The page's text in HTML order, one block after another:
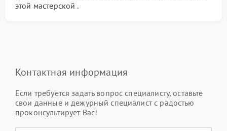
этой мастерской .
Контактная информация
Если требуется задать вопрос специалисту, оставьте
свои данные и дежурный специалист с радостью
проконсультирует Вас!